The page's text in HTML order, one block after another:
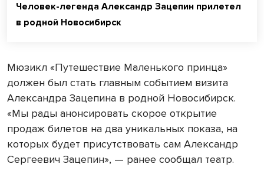
Человек-легенда Александр Зацепин прилетел
в родной Новосибирск
Мюзикл «Путешествие Маленького принца»
должен был стать главным событием визита
Александра Зацепина в родной Новосибирск.
«Мы рады анонсировать скорое открытие
продаж билетов на два уникальных показа, на
которых будет присутствовать сам Александр
Сергеевич Зацепин», — ранее сообщал театр.